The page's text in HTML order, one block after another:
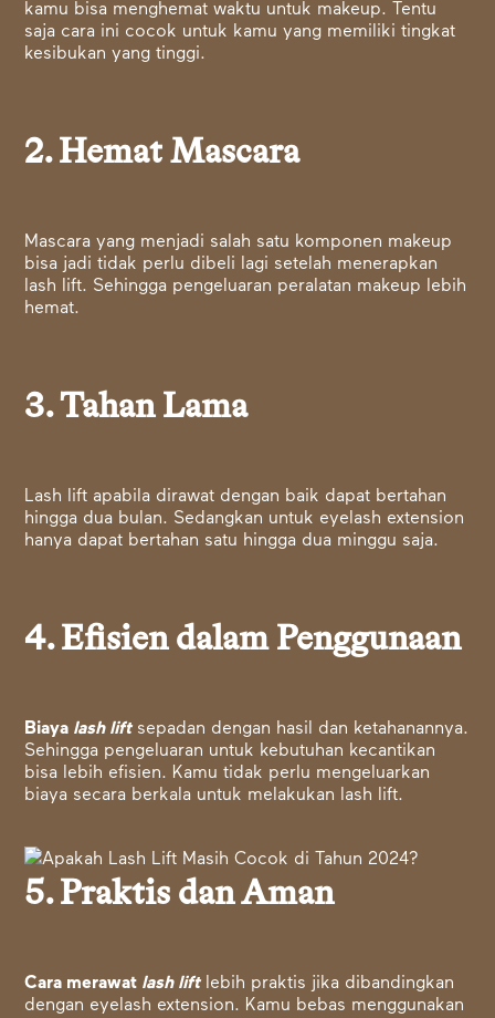
kamu bisa menghemat waktu untuk makeup. Tentu
saja cara ini cocok untuk kamu yang memiliki tingkat
kesibukan yang tinggi.
2. Hemat Mascara
Mascara yang menjadi salah satu komponen makeup
bisa jadi tidak perlu dibeli lagi setelah menerapkan
lash lift. Sehingga pengeluaran peralatan makeup lebih
hemat.
3. Tahan Lama
Lash lift apabila dirawat dengan baik dapat bertahan
hingga dua bulan. Sedangkan untuk eyelash extension
hanya dapat bertahan satu hingga dua minggu saja.
4. Efisien dalam Penggunaan
Biaya lash liftsepadan dengan hasil dan ketahanannya.
Sehingga pengeluaran untuk kebutuhan kecantikan
bisa lebih efisien. Kamu tidak perlu mengeluarkan
biaya secara berkala untuk melakukan lash lift.
5. Praktis dan Aman
Cara merawat lash liftlebih praktis jika dibandingkan
dengan eyelash extension. Kamu bebas menggunakan